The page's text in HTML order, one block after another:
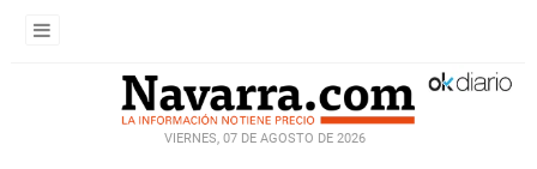
VIERNES, 07 DE AGOSTO DE 2026